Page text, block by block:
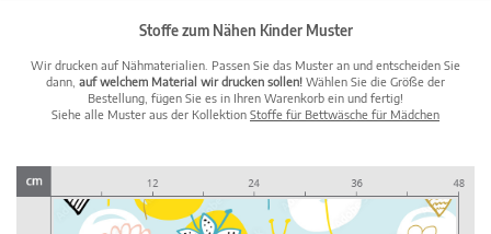
Stoffe zum Nähen Kinder Muster
Wir drucken auf Nähmaterialien. Passen Sie das Muster an und entscheiden Sie
dann, auf welchem Material wir drucken sollen! Wählen Sie die Größe der
Bestellung, fügen Sie es in Ihren Warenkorb ein und fertig!
Siehe alle Muster aus der Kollektion Stoffe für Bettwäsche für Mädchen